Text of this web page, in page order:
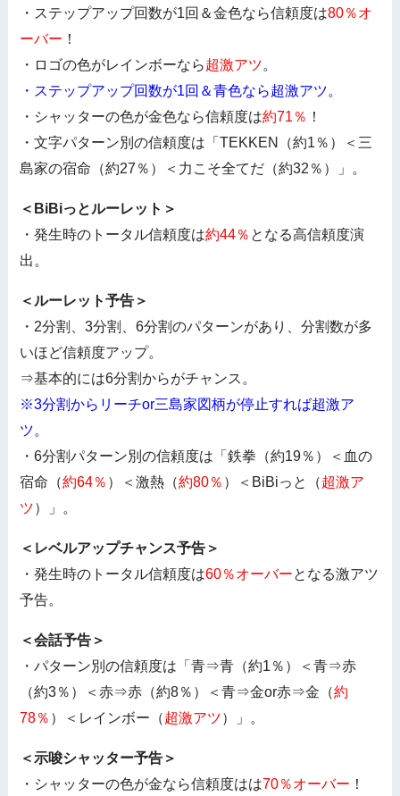
・ステップアップ回数が1回＆金色なら信頼度は80％オ
ーバー ！
・ロゴの色がレインボーなら超激アツ。
・ステップアップ回数が1回＆青色なら超激アツ。
・シャッターの色が金色なら信頼度は約71％ ！
・文字パターン別の信頼度は「TEKKEN（約1％）＜三
島家の宿命（約27％）＜力こそ全てだ（約32％）」。
＜BiBiっとルーレット＞
・発生時のトータル信頼度は約44％ となる高信頼度演
出。
＜ルーレット予告＞
・2分割、3分割、6分割のパターンがあり、分割数が多
いほど信頼度アップ。
⇒基本的には6分割からがチャンス。
※3分割からリーチor三島家図柄が停止すれば超激ア
ツ。
・6分割パターン別の信頼度は「鉄拳（約19％）＜血の
宿命（約64％ ）＜激熱（約80％ ）＜BiBiっと（超激ア
ツ）」。
＜レベルアップチャンス予告＞
・発生時のトータル信頼度は60％オーバーとなる激アツ
予告。
＜会話予告＞
・パターン別の信頼度は「青⇒青（約1％）＜青⇒赤
（約3％）＜赤⇒赤（約8％）＜青⇒金or赤⇒金（約
78％ ）＜レインボー（超激アツ）」。
＜示唆シャッター予告＞
・シャッターの色が金なら信頼度はは70％オーバー ！